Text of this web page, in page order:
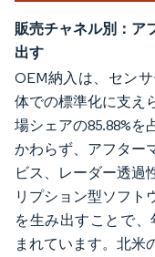
販売チャネル別：ア
出す
OEM納入は、セン
体での標準化に支え
場シェアの85.88%
かわらず、アフター
ビス、レーダー透過
リプション型ソフト
を生み出すことで、
まれています。北米